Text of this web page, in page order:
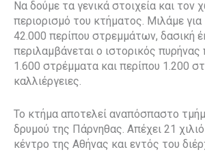
Να δούμε τα γενικά στοιχεία και τον
περιορισμό του κτήματος. Μιλάμε για
42.000 περίπου στρεμμάτων, δασική
περιλαμβάνεται ο ιστορικός πυρήνας
1.600 στρέμματα και περίπου 1.200
καλλιέργειες.
Το κτήμα αποτελεί αναπόσπαστο
δρυμού της Πάρνηθας. Απέχει 21
κέντρο της Αθήνας και εντός του